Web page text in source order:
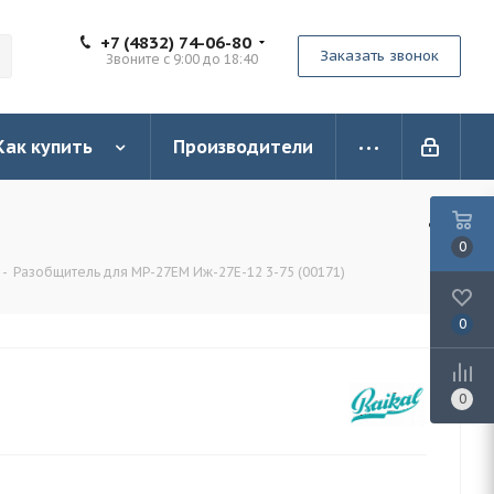
+7 (4832) 74-06-80
Звоните с 9:00 до 18:40 Заказать звонок
купить Производители
- Разобщитель для MP-27EM Иж-27Е-12 3-75 (00171)
0
0
0